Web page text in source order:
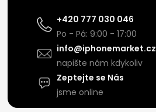
+420 777 030 046
Po - Pá: 9:00 - 17:00
info@iphonemarket.cz
napište nám kdykoliv
Zeptejte se Nás
jsme online